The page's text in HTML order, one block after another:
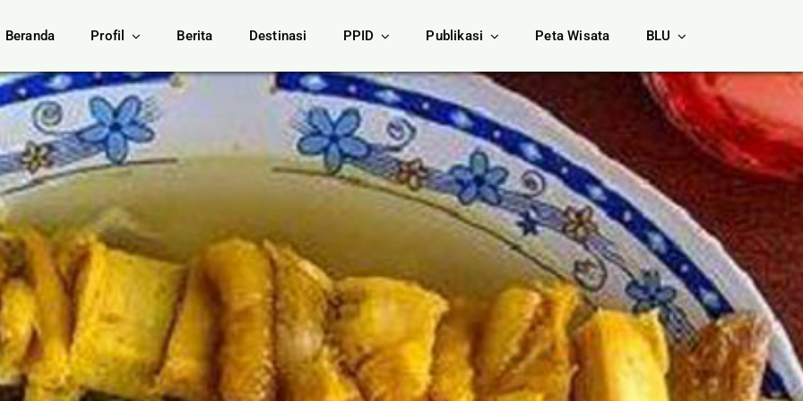
Beranda Profil Berita Destinasi PPID Publikasi Peta Wisata BLU